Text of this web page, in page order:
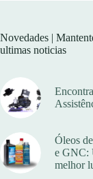
Novedades |
ultimas noticias
Óleos
e GNC:
melhor